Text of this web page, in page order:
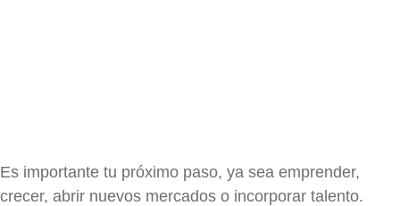
Es importante tu próximo paso, ya sea emprender,
crecer, abrir nuevos mercados o incorporar talento.